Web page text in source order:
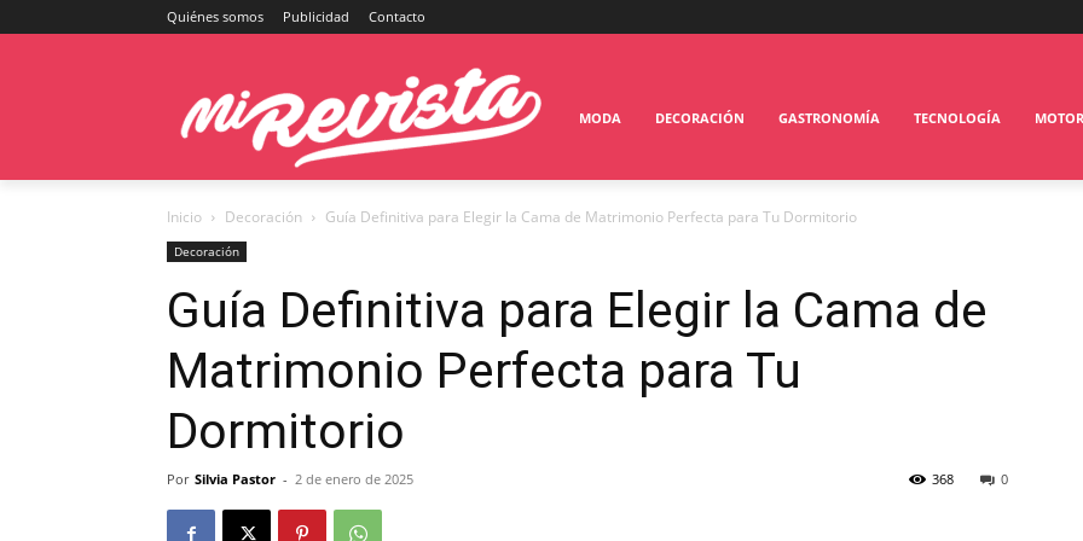
Quiénes somos Publicidad Contacto
MODA DECORACIÓN GASTRONOMÍA TECNOLOGÍA MOTOR
Inicio Decoración Guía Definitiva para Elegir la Cama de Matrimonio Perfecta para Tu Dormitorio
Decoración
Guía Definitiva para Elegir la Cama de
Matrimonio Perfecta para Tu
Dormitorio
Por Silvia Pastor - 2 de enero de 2025 0
368